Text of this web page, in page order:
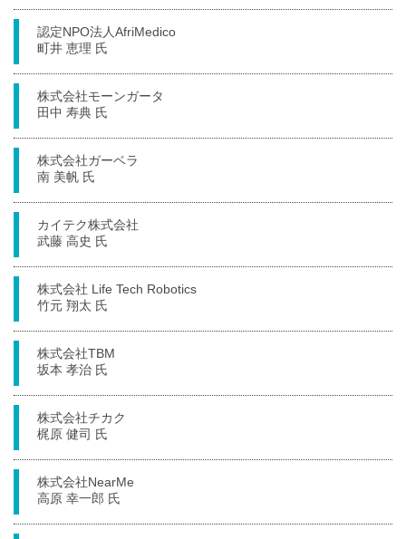
認定NPO法人AfriMedico
町井 恵理 氏
株式会社モーンガータ
田中 寿典 氏
株式会社ガーベラ
南 美帆 氏
カイテク株式会社
武藤 高史 氏
株式会社 Life Tech Robotics
竹元 翔太 氏
株式会社TBM
坂本 孝治 氏
株式会社チカク
梶原 健司 氏
株式会社NearMe
高原 幸一郎 氏